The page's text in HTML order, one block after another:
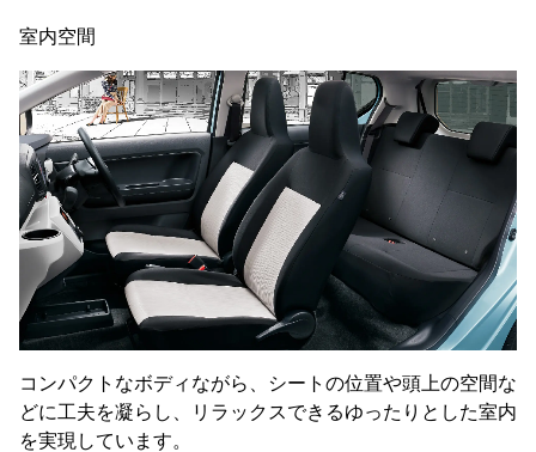
室内空間
コンパクトなボディながら、シートの位置や頭上の空間な
どに工夫を凝らし、リラックスできるゆったりとした室内
を実現しています。